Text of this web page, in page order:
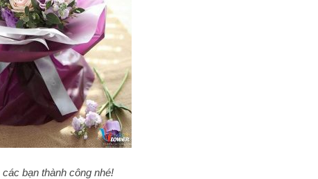
các bạn thành công nhé!